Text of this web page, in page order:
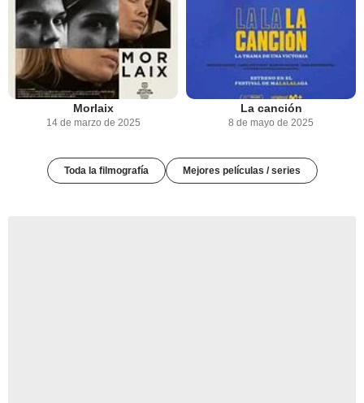
Morlaix
14 de marzo de 2025
La canción
8 de mayo de 2025
Toda la filmografía Mejores películas / series